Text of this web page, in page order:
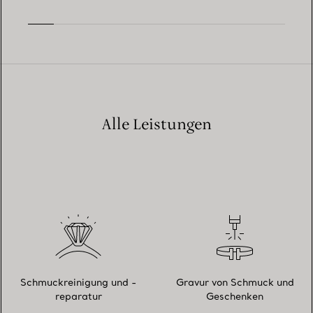
Alle Leistungen
Schmuckreinigung und -
reparatur
Gravur von Schmuck und
Geschenken